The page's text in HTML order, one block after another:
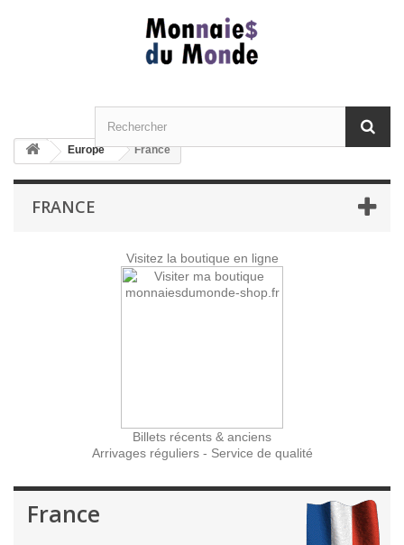
Europe France
FRANCE
Visitez la boutique en ligne
Billets récents & anciens
Arrivages réguliers - Service de qualité
France